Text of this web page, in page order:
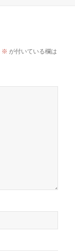
※ が付いている欄は